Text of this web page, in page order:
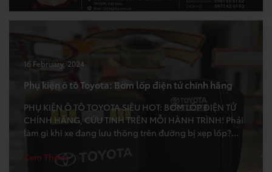
16 February, 2024
Phụ kiện ô tô Toyota: Bơm lốp điện tử chính hãng
PHỤ KIỆN Ô TÔ TOYOTA SIÊU HOT: BƠM LỐP ĐIỆN TỬ
CHÍNH HÃNG, CỨU TINH TRÊN MỖI HÀNH TRÌNH! Phải
làm gì khi xe đang lưu thông trên đường bị xẹp lốp?
lốp thì phải bơm bao nhiêu là đủ? Sẽ […]
Xem Thêm